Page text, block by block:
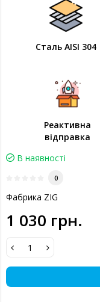
Сталь AISI 304
Реактивна
відправка
В наявності
0
Фабрика ZIG
1 030 грн.